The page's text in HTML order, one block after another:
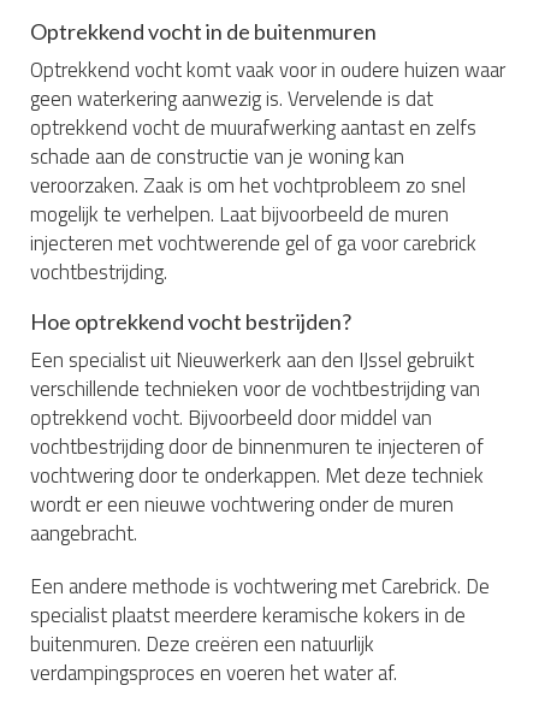
Optrekkend vocht in de buitenmuren
Optrekkend vocht komt vaak voor in oudere huizen waar
geen waterkering aanwezig is. Vervelende is dat
optrekkend vocht de muurafwerking aantast en zelfs
schade aan de constructie van je woning kan
veroorzaken. Zaak is om het vochtprobleem zo snel
mogelijk te verhelpen. Laat bijvoorbeeld de muren
injecteren met vochtwerende gel of ga voor carebrick
vochtbestrijding.
Hoe optrekkend vocht bestrijden?
Een specialist uit Nieuwerkerk aan den IJssel gebruikt
verschillende technieken voor de vochtbestrijding van
optrekkend vocht. Bijvoorbeeld door middel van
vochtbestrijding door de binnenmuren te injecteren of
vochtwering door te onderkappen. Met deze techniek
wordt er een nieuwe vochtwering onder de muren
aangebracht.
Een andere methode is vochtwering met Carebrick. De
specialist plaatst meerdere keramische kokers in de
buitenmuren. Deze creëren een natuurlijk
verdampingsproces en voeren het water af.